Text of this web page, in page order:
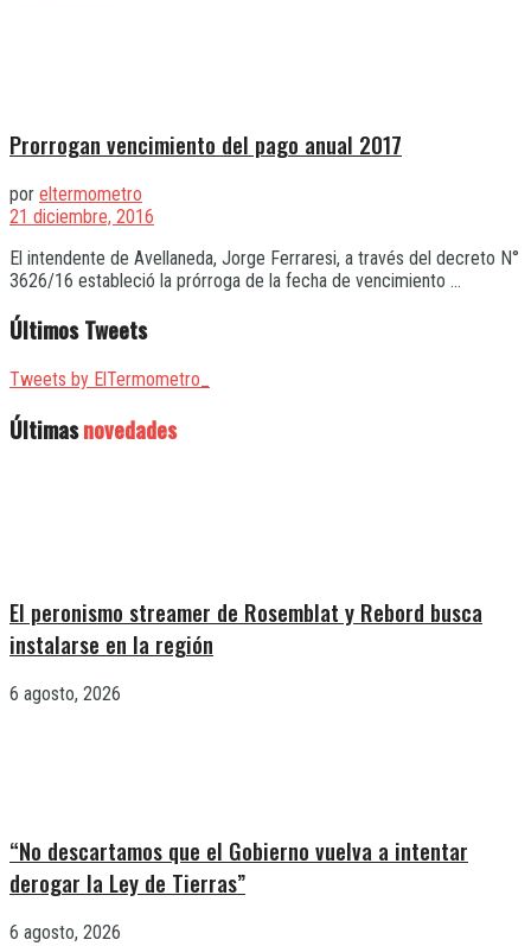
Prorrogan vencimiento del pago anual 2017
por eltermometro
21 diciembre, 2016
El intendente de Avellaneda, Jorge Ferraresi, a través del decreto N°
3626/16 estableció la prórroga de la fecha de vencimiento ...
Últimos Tweets
Tweets by ElTermometro_
Últimasnovedades
El peronismo streamer de Rosemblat y Rebord busca
instalarse en la región
6 agosto, 2026
“No descartamos que el Gobierno vuelva a intentar
derogar la Ley de Tierras”
6 agosto, 2026